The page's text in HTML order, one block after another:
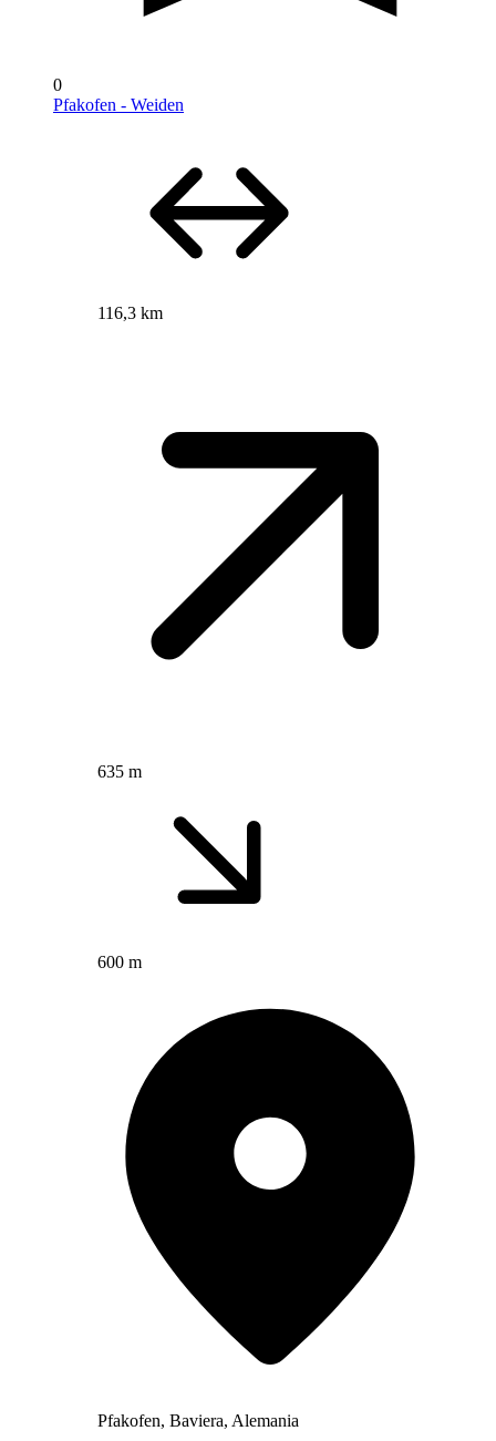
0
Pfakofen - Weiden
116,3 km
635 m
600 m
Pfakofen, Baviera, Alemania